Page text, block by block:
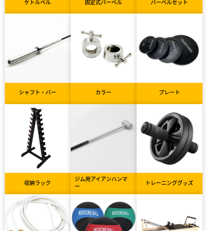
ケトルベル 固定式バーベル バーベルセット
シャフト・バー カラー プレート
収納ラック
ジム用アイアンハンマ
ー
トレーニンググッズ